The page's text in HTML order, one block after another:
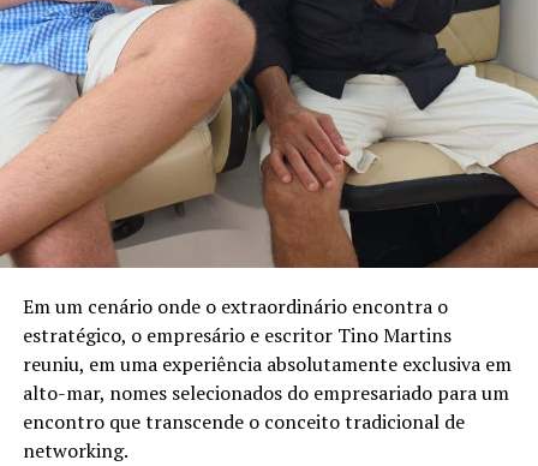
Em um cenário onde o extraordinário encontra o
estratégico, o empresário e escritor Tino Martins
reuniu, em uma experiência absolutamente exclusiva em
alto-mar, nomes selecionados do empresariado para um
encontro que transcende o conceito tradicional de
networking.